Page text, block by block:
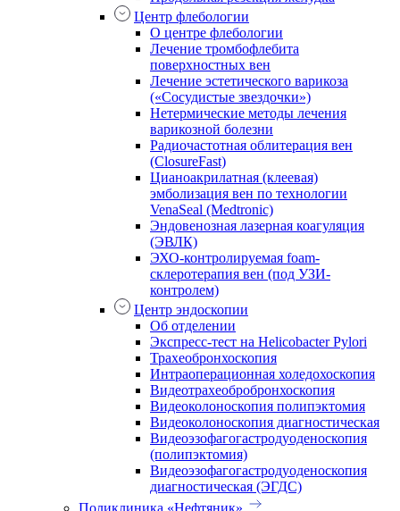
Центр флебологии
О центре флебологии
Лечение тромбофлебита
поверхностных вен
Лечение эстетического варикоза
(«Сосудистые звездочки»)
Нетермические методы лечения
варикозной болезни
Радиочастотная облитерация вен
(ClosureFast)
Цианоакрилатная (клеевая)
эмболизация вен по технологии
VenaSeal (Medtronic)
Эндовенозная лазерная коагуляция
(ЭВЛК)
ЭХО-контролируемая foam-
склеротерапия вен (под УЗИ-
контролем)
Центр эндоскопии
Об отделении
Экспресс-тест на Helicobacter Pylori
Трахеобронхоскопия
Интраоперационная холедохоскопия
Видеотрахеобробронхоскопия
Видеоколоноскопия полипэктомия
Видеоколоноскопия диагностическая
Видеоэзофагогастродуоденоскопия
(полипэктомия)
Видеоэзофагогастродуоденоскопия
диагностическая (ЭГДС)